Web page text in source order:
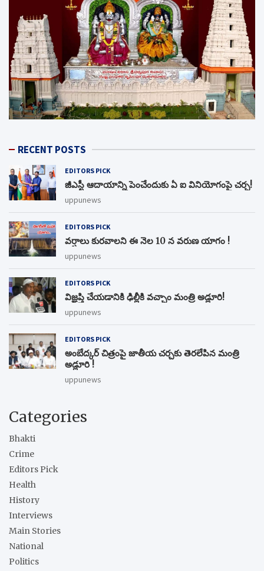
RECENT POSTS
EDITORS PICK
జీఎస్టీ ఆదాయాన్ని పెంచేందుకు ఏ ఐ వినియోగంపై చర్చ!
uppunews
EDITORS PICK
వర్షాలు కురవాలని ఈ నెల 10 న వరుణ యాగం !
uppunews
EDITORS PICK
విజ్ఞప్తి చేయడానికి ఢిల్లీకి వచ్చాం మంత్రి అడ్లూరి!
uppunews
EDITORS PICK
అంబేద్కర్ చిత్రంపై జాతీయ చర్చకు తెరలేపిన మంత్రి
అడ్లూరి !
uppunews
Categories
Bhakti
Crime
Editors Pick
Health
History
Interviews
Main Stories
National
Politics